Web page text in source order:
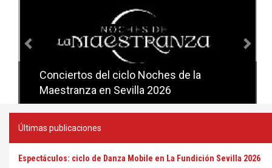
Conciertos del ciclo Noches de la
Maestranza en Sevilla 2026
Conciertos del ciclo Candlelight en
Sevilla
Últimas publicaciones
Espectáculos: ciclo de Danza Mobile en La Fundición Sevilla 2026